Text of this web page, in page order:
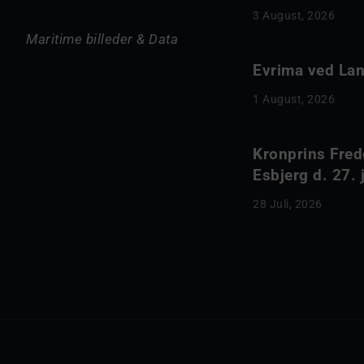
Maritime billeder & Data
3 August, 2026
Evrima ved
1 August, 2026
Kronprins
Esbjerg d. 27.
28 Juli, 2026